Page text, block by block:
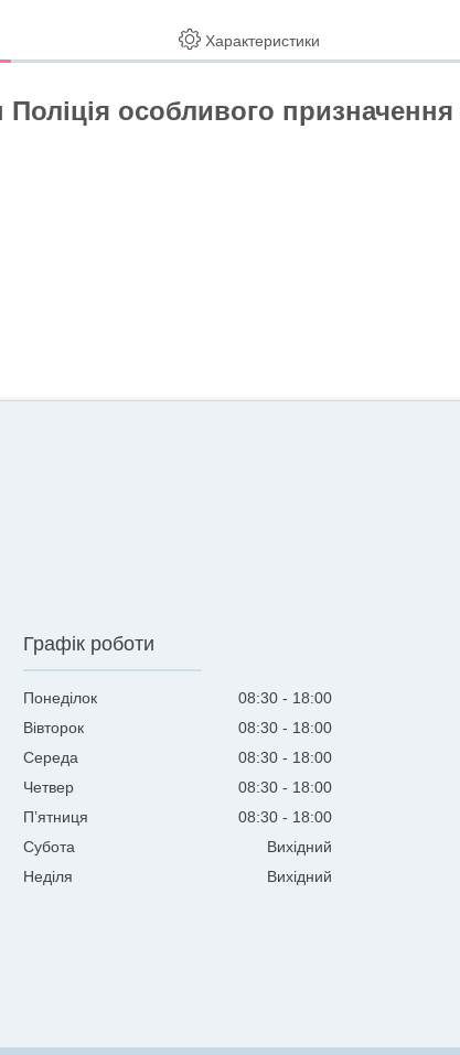
Характеристики
Поліція особливого призначення
Графік роботи
Понеділок 08:30
18:00
Вівторок
08:30
18:00
Середа
08:30
18:00
Четвер
08:30
18:00
Пʼятниця
08:30
18:00
Субота
Вихідний
Неділя
Вихідний